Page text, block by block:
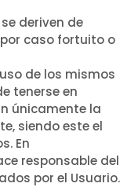
deriven de
caso fortuito o
de los mismos
tenerse en
únicamente la
siendo este el
En
responsable del
por el Usuario.